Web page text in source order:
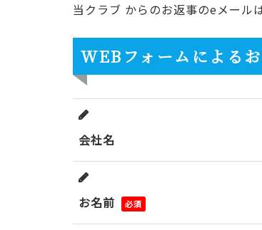
当クラブ からのお返事のeメール
WEBフォームによる
会社名
お名前 必須